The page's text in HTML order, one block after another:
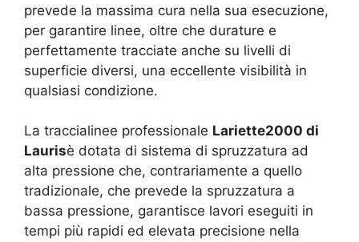
prevede la massima cura nella sua esecuzione,
per garantire linee, oltre che durature e
perfettamente tracciate anche su livelli di
superficie diversi, una eccellente visibilità in
qualsiasi condizione.
La traccialinee professionale Lariette2000 di
Laurisè dotata di sistema di spruzzatura ad
alta pressione che, contrariamente a quello
tradizionale, che prevede la spruzzatura a
bassa pressione, garantisce lavori eseguiti in
tempi più rapidi ed elevata precisione nella